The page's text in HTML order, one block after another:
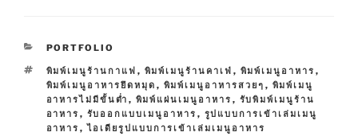
C
T
E
G
O
R
PORTFOLIO
T
A
G
S
พิมพ์เมนูร้านกาแฟ , พิมพ์เมนูร้านคาเฟ่ , พิมพ์เมนูอาหาร ,
พิมพ์เมนูอาหารยึดหมุด , พิมพ์เมนูอาหารสวยๆ , พิมพ์เมนู
อาหารไม่มีขั้นต่ำ , พิมพ์แผ่นเมนูอาหาร , รับพิมพ์เมนูร้าน
อาหาร , รับออกแบบเมนูอาหาร , รูปแบบการเข้าเล่มเมนู
อาหาร ,ไอเดียรูปแบบการเข้าเล่มเมนูอาหาร